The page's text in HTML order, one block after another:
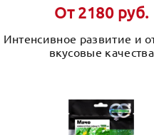
От 2180 руб.
Интенсивное развитие и
вкусовые качества